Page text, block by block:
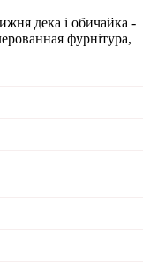
дека і обичайка -
фурнітура,